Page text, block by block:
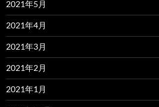
2021年5月
2021年4月
2021年3月
2021年2月
2021年1月